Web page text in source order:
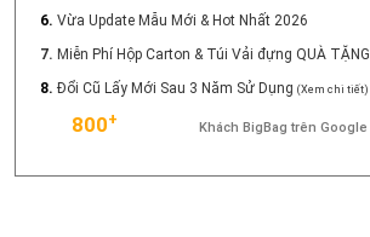
6. Vừa Update Mẫu Mới & Hot Nhất 2026
7. Miễn Phí Hộp Carton & Túi Vải đựng QUÀ TẶNG
8. Đổi Cũ Lấy Mới Sau 3 Năm Sử Dụng (Xem chi tiết)
800+ Khách BigBag trên Google